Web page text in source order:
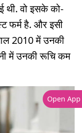
थी. वो इसके को-
फर्म है. और इसी
2010 में उनकी
में उनकी रूचि कम
Open App